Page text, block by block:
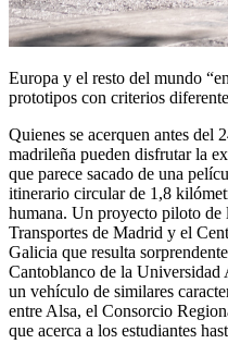
Europa y el resto del mundo
prototipos con criterios
Quienes se acerquen antes del
madrileña pueden disfrutar la
que parece sacado de una
itinerario circular de 1,8
humana. Un proyecto piloto
Transportes de Madrid y el
Galicia que resulta
Cantoblanco de la
un vehículo de similares
entre Alsa, el Consorcio
que acerca a los estudiantes